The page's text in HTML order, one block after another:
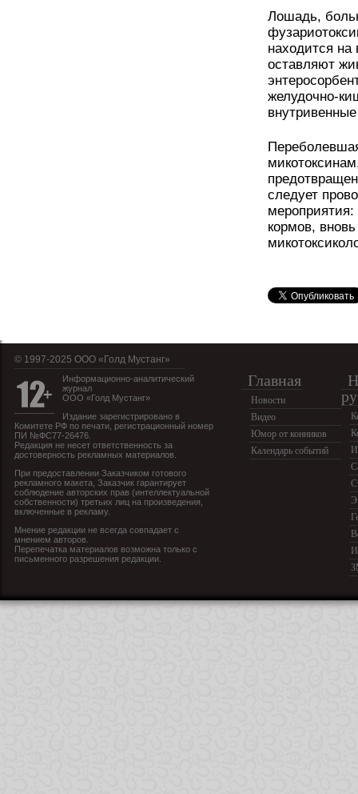
Лошадь,
находится
оставляют
желудочно-
следует
мероприятия:
кормов,
© 1997-2025 OOO «Голд Мустанг»
Информационно-аналитический
журнал
ООО «Голд Мустанг»
Издание зарегистрировано в
Комитете РФ по печати, регистрационный номер
ПИ №ФС77-26476.
Редакция не несет ответственность за
достоверность рекламных материалов.
При предоставлении Заказчиком готового
рекламного макета, Заказчик гарантирует
соблюдение авторских прав (интеллектуальной
собственности) третьих лиц на произведения,
включенные в рекламу.
Мнение редакции не всегда совпадает с
мнением авторов.
Перепечатка материалов возможна только с
письменного разрешения редакции.
Главная
Новости
Видео
Юмор от конников
Календарь событий